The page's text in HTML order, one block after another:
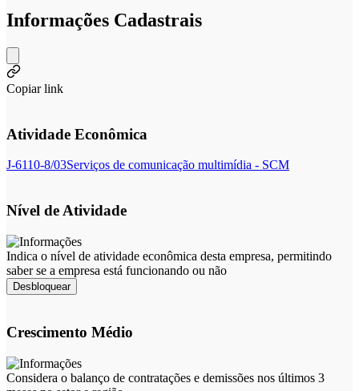
Informações Cadastrais
Copiar link
Atividade Econômica
J-6110-8/03Serviços de comunicação multimídia - SCM
Nível de Atividade
Indica o nível de atividade econômica desta empresa, permitindo
saber se a empresa está funcionando ou não
Desbloquear
Crescimento Médio
Considera o balanço de contratações e demissões nos últimos 3